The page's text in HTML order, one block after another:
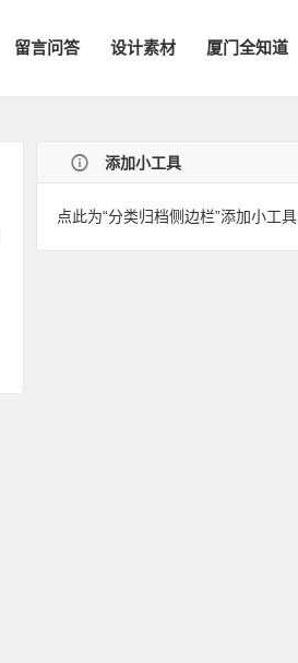
留言问答 设计素材 厦门全知道
添加小工具
点此为“分类归档侧边栏”添加小工具